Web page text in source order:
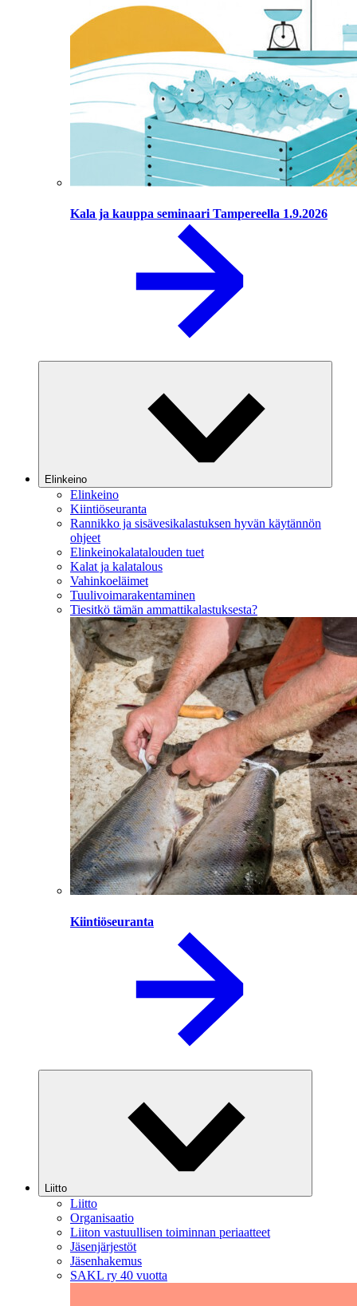
Kala ja kauppa seminaari Tampereella 1.9.2026
Elinkeino
Elinkeino
Kiintiöseuranta
Rannikko ja sisävesikalastuksen hyvän käytännön
ohjeet
Elinkeinokalatalouden tuet
Kalat ja kalatalous
Vahinkoeläimet
Tuulivoimarakentaminen
Tiesitkö tämän ammattikalastuksesta?
Kiintiöseuranta
Liitto
Liitto
Organisaatio
Liiton vastuullisen toiminnan periaatteet
Jäsenjärjestöt
Jäsenhakemus
SAKL ry 40 vuotta